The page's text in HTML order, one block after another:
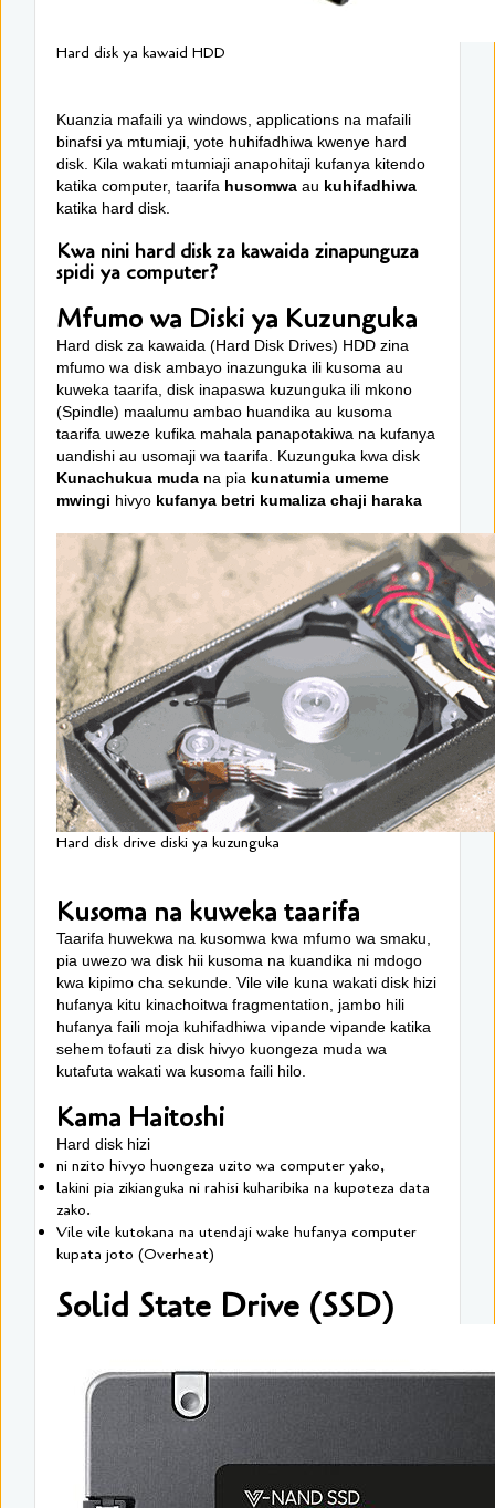
Hard disk ya kawaid HDD
Kuanzia mafaili ya windows, applications na mafaili
binafsi ya mtumiaji, yote huhifadhiwa kwenye hard
disk. Kila wakati mtumiaji anapohitaji kufanya kitendo
katika computer, taarifa husomwa au kuhifadhiwa
katika hard disk.
Kwa nini hard disk za kawaida zinapunguza
spidi ya computer?
Mfumo wa Diski ya Kuzunguka
Hard disk za kawaida (Hard Disk Drives) HDD zina
mfumo wa disk ambayo inazunguka ili kusoma au
kuweka taarifa, disk inapaswa kuzunguka ili mkono
(Spindle) maalumu ambao huandika au kusoma
taarifa uweze kufika mahala panapotakiwa na kufanya
uandishi au usomaji wa taarifa. Kuzunguka kwa disk
Kunachukua muda na pia kunatumia umeme
mwingi hivyo kufanya betri kumaliza chaji haraka
Hard disk drive diski ya kuzunguka
Kusoma na kuweka taarifa
Taarifa huwekwa na kusomwa kwa mfumo wa smaku,
pia uwezo wa disk hii kusoma na kuandika ni mdogo
kwa kipimo cha sekunde. Vile vile kuna wakati disk hizi
hufanya kitu kinachoitwa fragmentation, jambo hili
hufanya faili moja kuhifadhiwa vipande vipande katika
sehem tofauti za disk hivyo kuongeza muda wa
kutafuta wakati wa kusoma faili hilo.
Kama Haitoshi
Hard disk hizi
ni nzito hivyo huongeza uzito wa computer yako,
lakini pia zikianguka ni rahisi kuharibika na kupoteza data
zako.
Vile vile kutokana na utendaji wake hufanya computer
kupata joto (Overheat)
Solid State Drive (SSD)